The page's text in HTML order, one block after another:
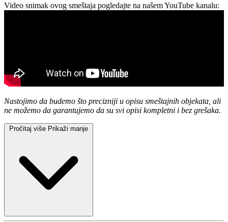
Video snimak ovog smeštaja pogledajte na našem YouTube kanalu:
Nastojimo da budemo što precizniji u opisu smeštajnih objekata, ali
ne možemo da garantujemo da su svi opisi kompletni i bez grešaka.
Pročitaj više Prikaži manje